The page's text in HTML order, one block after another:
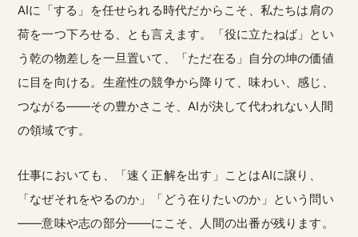
AIに「する」を任せられる時代だからこそ、私たちは肩の
荷を一つ下ろせる、とも言えます。「役に立たねば」とい
う乾の物差しを一旦置いて、「ただ在る」自分の坤の価値
に目を向ける。生産性の競争から降りて、味わい、感じ、
つながる——その豊かさこそ、AIが決して代われない人間
の領域です。
仕事においても、「速く正解を出す」ことはAIに譲り、
「なぜそれをやるのか」「どう在りたいのか」という問い
——意味や志の部分——にこそ、人間の出番が残ります。